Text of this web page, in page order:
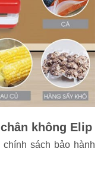
không Elip
sách bảo hành